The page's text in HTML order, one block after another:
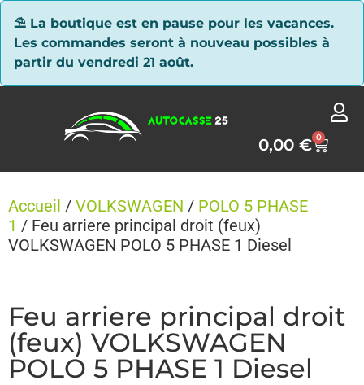
⛱ La boutique est en pause pour les vacances.
Les commandes seront à nouveau possibles à
partir du vendredi 21 août.
0,00€ 0
Accueil / VOLKSWAGEN / POLO 5 PHASE
1 / Feu arriere principal droit (feux)
VOLKSWAGEN POLO 5 PHASE 1 Diesel
Feu arriere principal droit
(feux) VOLKSWAGEN
POLO 5 PHASE 1 Diesel
Panneau de gestion des cookies